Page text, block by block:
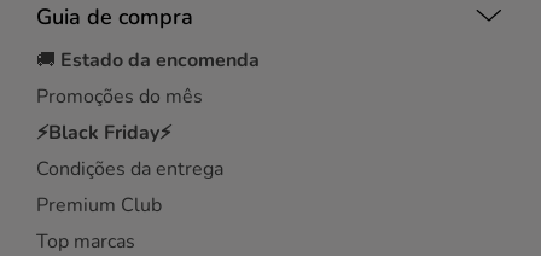
Guia de compra
🚚 Estado da encomenda
Promoções do mês
⚡Black Friday⚡
Condições da entrega
Premium Club
Top marcas